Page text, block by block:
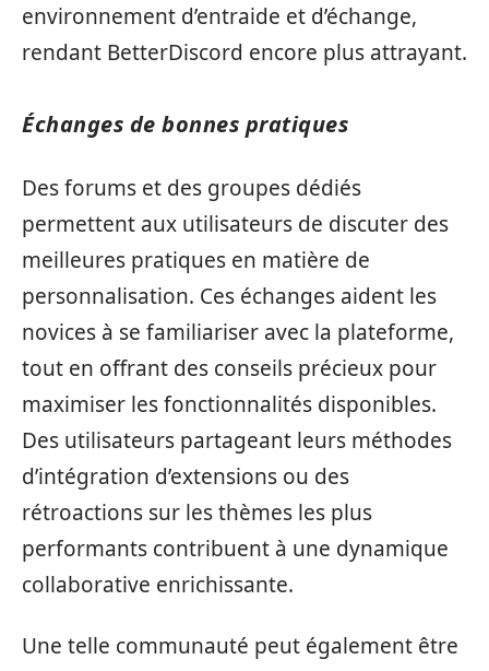
environnement d’entraide et d’échange,
rendant BetterDiscord encore plus attrayant.
Échanges de bonnes pratiques
Des forums et des groupes dédiés
permettent aux utilisateurs de discuter des
meilleures pratiques en matière de
personnalisation. Ces échanges aident les
novices à se familiariser avec la plateforme,
tout en offrant des conseils précieux pour
maximiser les fonctionnalités disponibles.
Des utilisateurs partageant leurs méthodes
d’intégration d’extensions ou des
rétroactions sur les thèmes les plus
performants contribuent à une dynamique
collaborative enrichissante.
Une telle communauté peut également être